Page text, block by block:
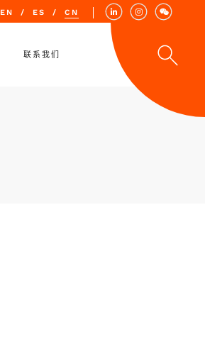
EN ES CN
联系我们